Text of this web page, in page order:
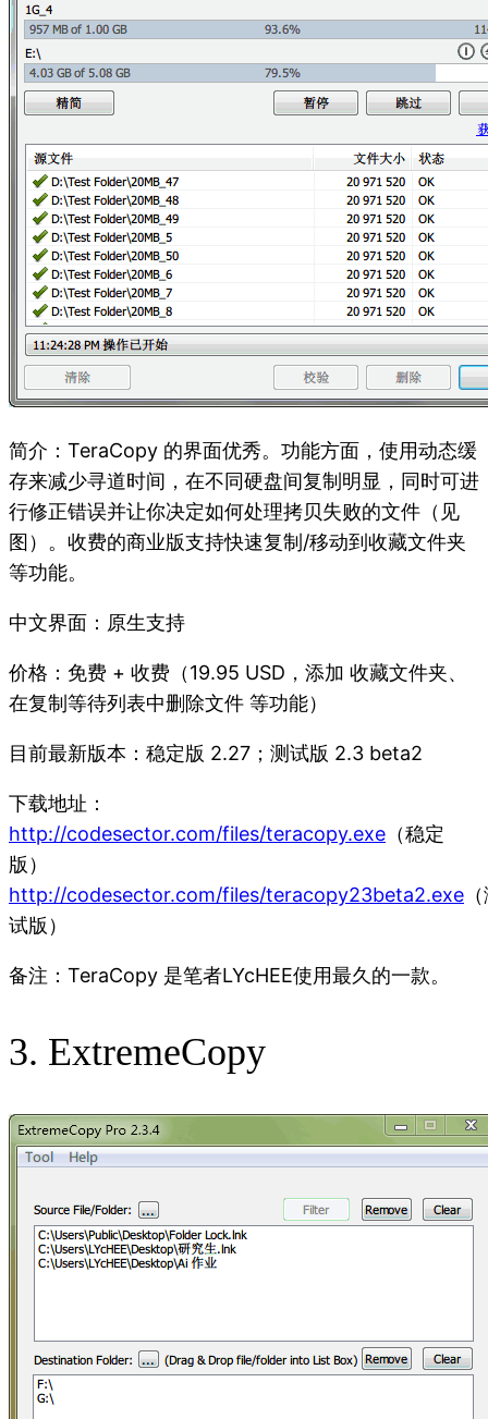
简介：TeraCopy 的界面优秀。功能方面，使用动态缓
存来减少寻道时间，在不同硬盘间复制明显，同时可进
行修正错误并让你决定如何处理拷贝失败的文件（见
图）。收费的商业版支持快速复制/移动到收藏文件夹
等功能。
中文界面：原生支持
价格：免费 + 收费（19.95 USD，添加 收藏文件夹、
在复制等待列表中删除文件 等功能）
目前最新版本：稳定版 2.27；测试版 2.3 beta2
下载地址：
http://codesector.com/files/teracopy.exe （稳定
版）
http://codesector.com/files/teracopy23beta2.exe
试版）
备注：TeraCopy 是笔者LYcHEE使用最久的一款。
3. ExtremeCopy